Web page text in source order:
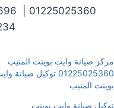
مركز صيانة وايت بوينت المنيب
01225025360 توكيل صيانة
بوينت المنيب
توكيل صيانة وايت بوينت